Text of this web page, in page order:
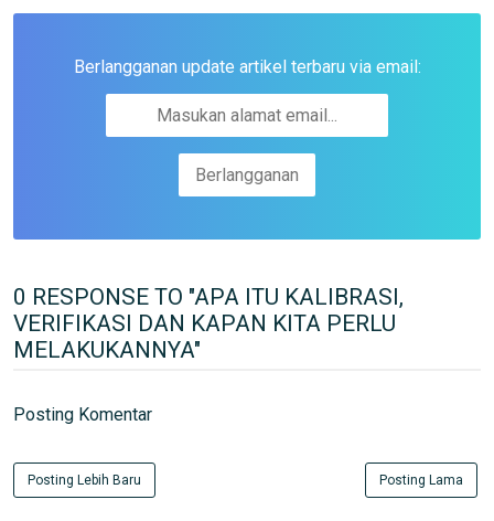
Berlangganan update artikel terbaru via email:
0 RESPONSE TO "APA ITU KALIBRASI,
VERIFIKASI DAN KAPAN KITA PERLU
MELAKUKANNYA"
Posting Komentar
Posting Lebih Baru Posting Lama